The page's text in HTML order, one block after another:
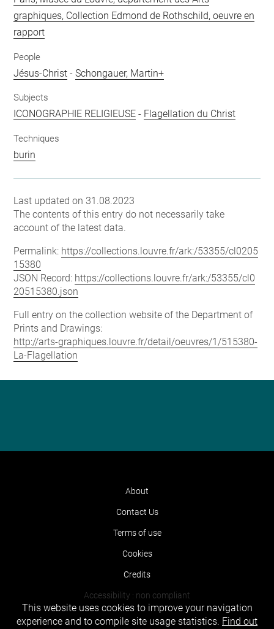
graphiques, Collection Edmond de Rothschild, oeuvre en
rapport
People
Jésus-Christ -Schongauer, Martin+
Subjects
ICONOGRAPHIE RELIGIEUSE - Flagellation du Christ
Techniques
burin
Last updated on 31.08.2023
The contents of this entry do not necessarily take
account of the latest data.
Permalink: https://collections.louvre.fr/ark:/53355/cl0205
15380
JSON Record: https://collections.louvre.fr/ark:/53355/cl0
20515380.json
Full entry on the collection website of the Department of
Prints and Drawings:
http://arts-graphiques.louvre.fr/detail/oeuvres/1/515380-
La-Flagellation
About
Contact Us
Terms of use
Cookies
Credits
Accessibility : non compliant
This website uses cookies to improve your navigation
experience and to compile site usage statistics. Find out